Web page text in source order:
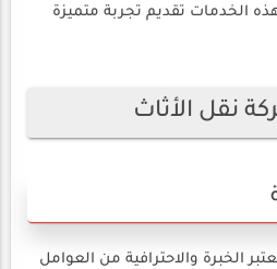
الخدمات تقديم تجربة متميزة
نقل الأثاث
الخبرة والاحترافية من العوامل